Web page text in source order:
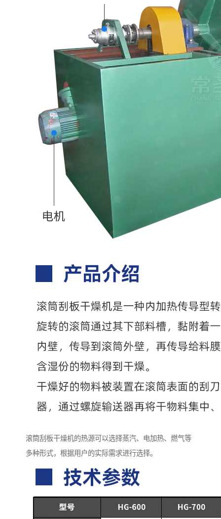
滚筒刮板干燥机的热源可以选择蒸汽、电加热、燃气等
多种形式，根据用户的实际需求进行选择。